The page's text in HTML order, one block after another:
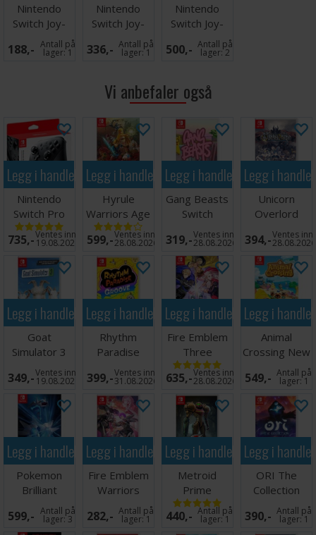
Nintendo
Switch Joy-
Con Wheel (2
stk)
188,- Antall på
lager:1
Nintendo
Switch Joy-
Con Charging
Grip
336,- Antall på
lager:1
Nintendo
Switch Joy-
Con Rød
Høyre
500,- Antall på
lager:2
Vi anbefaler også
Legg i handlekurven
Nintendo
Switch Pro
Controller
735,-Ventes inn
19.08.2026
Legg i handlekurven
Hyrule
Warriors Age
of Calamity
Switch
599,-Ventes inn
28.08.2026
Legg i handlekurven
Gang Beasts
Switch
319,-Ventes inn
28.08.2026
Legg i
Unicorn
Overlord
Switch
394,-Ventes inn
28.08.2026
Legg i handlekurven
Goat
Simulator 3
Switch
349,-Ventes inn
19.08.2026
Legg i handlekurven
Rhythm
Paradise
Groove
Switch
399,-Ventes inn
31.08.2026
Legg i handlekurven
Fire Emblem
Three
Houses
Switch
635,-Ventes inn
28.08.2026
Legg i
Animal
Crossing New
Horizons
Switch
549,- Antall på
lager:1
Legg i handlekurven
Pokemon
Brilliant
Diamond
Switch
599,- Antall på
lager:3
Legg i handlekurven
Fire Emblem
Warriors
Three Hopes
Switch
282,- Antall på
lager:1
Legg i handlekurven
Metroid
Prime
Remastered
Switch
440,- Antall på
lager:1
Legg i
ORI The
Collection
Switch
390,- Antall på
lager:1